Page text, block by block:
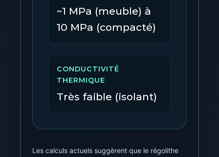
~1 MPa (meuble) à
10 MPa (compacté)
CONDUCTIVITÉ
THERMIQUE
Très faible (isolant)
Les calculs actuels suggèrent que le régolithe